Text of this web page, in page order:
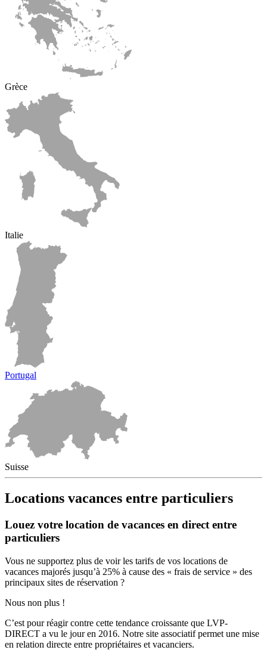
Grèce
Italie
Portugal
Suisse
Locations vacances entre particuliers
Louez votre location de vacances en direct entre
particuliers
Vous ne supportez plus de voir les tarifs de vos locations de
vacances majorés jusqu’à 25% à cause des « frais de service » des
principaux sites de réservation ?
Nous non plus !
C’est pour réagir contre cette tendance croissante que LVP-
DIRECT a vu le jour en 2016. Notre site associatif permet une mise
en relation directe entre propriétaires et vacanciers.